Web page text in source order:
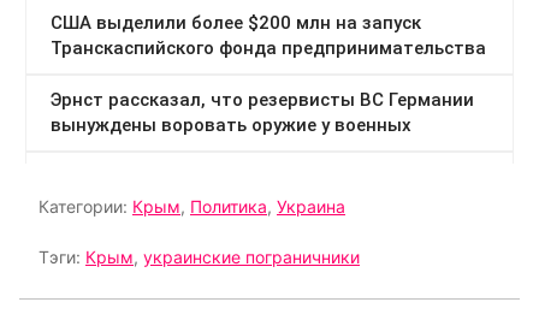
Категории: Крым, Политика, Украина
Тэги: Крым, украинские пограничники